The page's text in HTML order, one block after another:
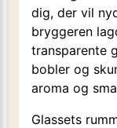
dig, der vil
bryggeren
transparente
bobler og
aroma og
Glassets